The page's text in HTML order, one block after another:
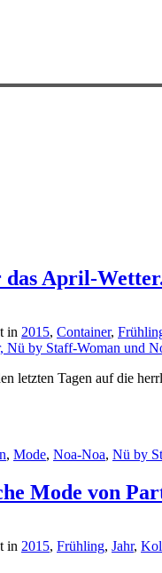
das April-
in 2015, Container,
Tagen auf die
, Mode, Noa-Noa, Nü by
Mode von
in 2015, Frühling, Jahr,